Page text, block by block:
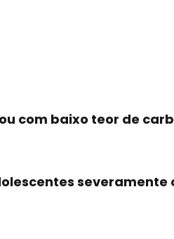
com baixo teor de
severamente